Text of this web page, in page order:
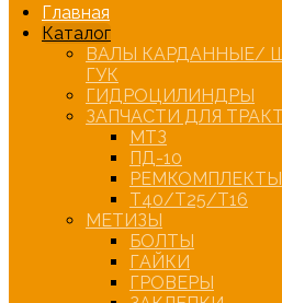
Главная
Каталог
ВАЛЫ КАРДАННЫЕ/
ГУК
ГИДРОЦИЛИНДРЫ
ЗАПЧАСТИ ДЛЯ
МТЗ
ПД-10
РЕМКОМПЛЕКТЫ
Т40/Т25/Т16
МЕТИЗЫ
БОЛТЫ
ГАЙКИ
ГРОВЕРЫ